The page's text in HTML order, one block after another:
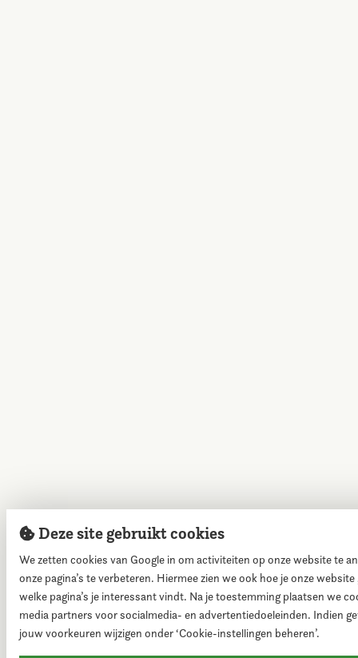
Deze site gebruikt cookies
We zetten cookies van Google in om activiteiten op onze website te
onze pagina’s te verbeteren. Hiermee zien we ook hoe je onze
welke pagina’s je interessant vindt. Na je toestemming plaatsen we
media partners voor socialmedia- en advertentiedoeleinden. Indien
jouw voorkeuren wijzigen onder ‘Cookie-instellingen beheren’.